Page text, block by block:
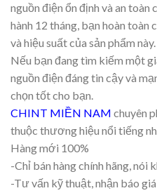
nguồn điện ổn định và an
hành 12 tháng, bạn hoàn
và hiệu suất của sản phẩm này.
Nếu bạn đang tìm kiếm một
nguồn điện đáng tin cậy và
chọn tốt cho bạn.
CHINT MIỀN NAM chuyên
thuộc thương hiệu nổi tiếng
Hàng mới 100%
-Chỉ bán hàng chính hãng, nói
-Tư vấn kỹ thuật, nhận báo